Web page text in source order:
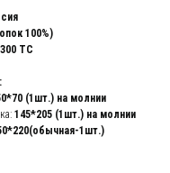
100%)
300 ТС
(1шт.) на молнии
145*205 (1шт.) на молнии
1шт.)